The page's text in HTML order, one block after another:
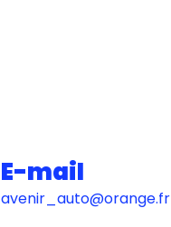
E-mail
avenir_auto@orange.fr